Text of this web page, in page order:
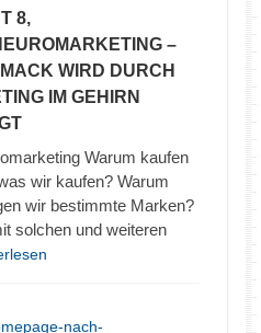
8,
–
WIRD DURCH
IM GEHIRN
Warum kaufen
wir kaufen? Warum
wir bestimmte Marken?
solchen und weiteren
nach-